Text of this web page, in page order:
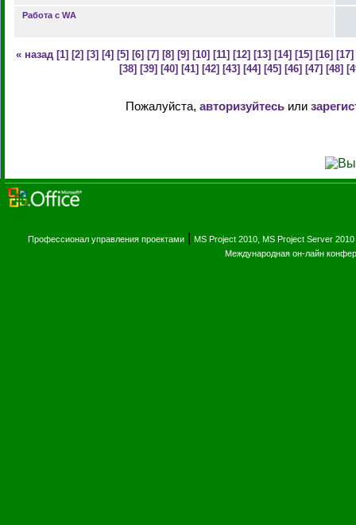
Работа с WА
« назад [1] [2] [3] [4] [5] [6] [7] [8] [9] [10] [11] [12] [13] [14] [15] [16] [17]
[38] [39] [40] [41] [42] [43] [44] [45] [46] [47] [48]
Пожалуйста, авторизуйтесьили
Профессионал управления проектами MS Project 2010, MS Project Server 2010
Международная он-лайн